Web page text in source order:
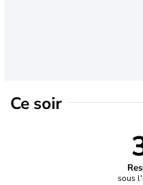
Ce soir
sous